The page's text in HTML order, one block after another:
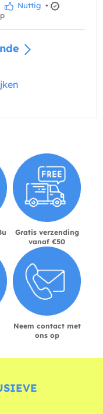
Nuttig •
Gratis verzending
vanaf €50
Neem contact met
ons op